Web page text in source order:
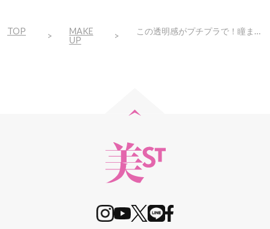
TOP
MAKE
UP
この透明感がプチプラで！瞳までも美しく見せるヴィセの新アイカラーを全色見せ！